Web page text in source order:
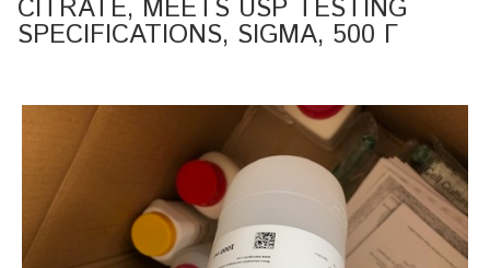
CITRATE, MEETS USP TESTING
SPECIFICATIONS, SIGMA, 500 Г